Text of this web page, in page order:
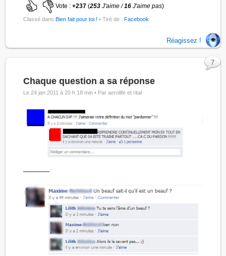
Vote :+237 (253J'aime /16 J'aime pas)
Classé dansBien fait pour toi ! • Tiré de :Facebook
Réagissez !
Chaque question a sa réponse
Le 24 jan 2011 à 20 h 18 min • Par aerolife et rital
————
7